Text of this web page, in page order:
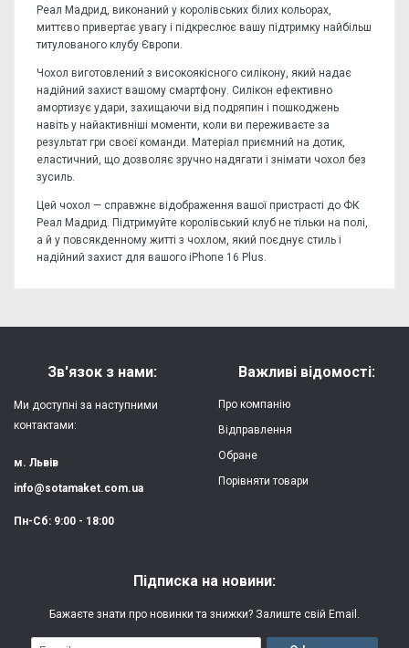
Реал Мадрид, виконаний у королівських білих кольорах,
миттєво привертає увагу і підкреслює вашу підтримку найбільш
титулованого клубу Європи.
Чохол виготовлений з високоякісного силікону, який надає
надійний захист вашому смартфону. Силікон ефективно
амортизує удари, захищаючи від подряпин і пошкоджень
навіть у найактивніші моменти, коли ви переживаєте за
результат гри своєї команди. Матеріал приємний на дотик,
еластичний, що дозволяє зручно надягати і знімати чохол без
зусиль.
Цей чохол — справжнє відображення вашої пристрасті до ФК
Реал Мадрид. Підтримуйте королівський клуб не тільки на полі,
а й у повсякденному житті з чохлом, який поєднує стиль і
надійний захист для вашого iPhone 16 Plus.
Захист:
від ударів,
Якість:
яскрава, чітка
Особливості:
(вологостійкий, гнучкий)
Напишіть відгук або думку
Зв'язок з нами:
Ми доступні за наступними
контактами:
м. Львів
info@sotamaket.com.ua
Пн-Сб: 9:00 - 18:00
Важливі відомості:
Про компанію
Відправлення
Обране
Порівняти товари
Підписка на новини:
Бажаєте знати про новинки та знижки? Залиште свій Email.